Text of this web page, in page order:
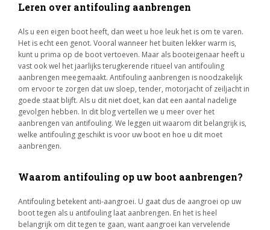
Leren over antifouling aanbrengen
Als u een eigen boot heeft, dan weet u hoe leuk het is om te varen.
Het is echt een genot. Vooral wanneer het buiten lekker warm is,
kunt u prima op de boot vertoeven. Maar als booteigenaar heeft u
vast ook wel het jaarlijks terugkerende ritueel van antifouling
aanbrengen meegemaakt. Antifouling aanbrengen is noodzakelijk
om ervoor te zorgen dat uw sloep, tender, motorjacht of zeiljacht in
goede staat blijft. Als u dit niet doet, kan dat een aantal nadelige
gevolgen hebben. In dit blog vertellen we u meer over het
aanbrengen van antifouling. We leggen uit waarom dit belangrijk is,
welke antifouling geschikt is voor uw boot en hoe u dit moet
aanbrengen.
Waarom antifouling op uw boot aanbrengen?
Antifouling betekent anti-aangroei. U gaat dus de aangroei op uw
boot tegen als u antifouling laat aanbrengen. En het is heel
belangrijk om dit tegen te gaan, want aangroei kan vervelende